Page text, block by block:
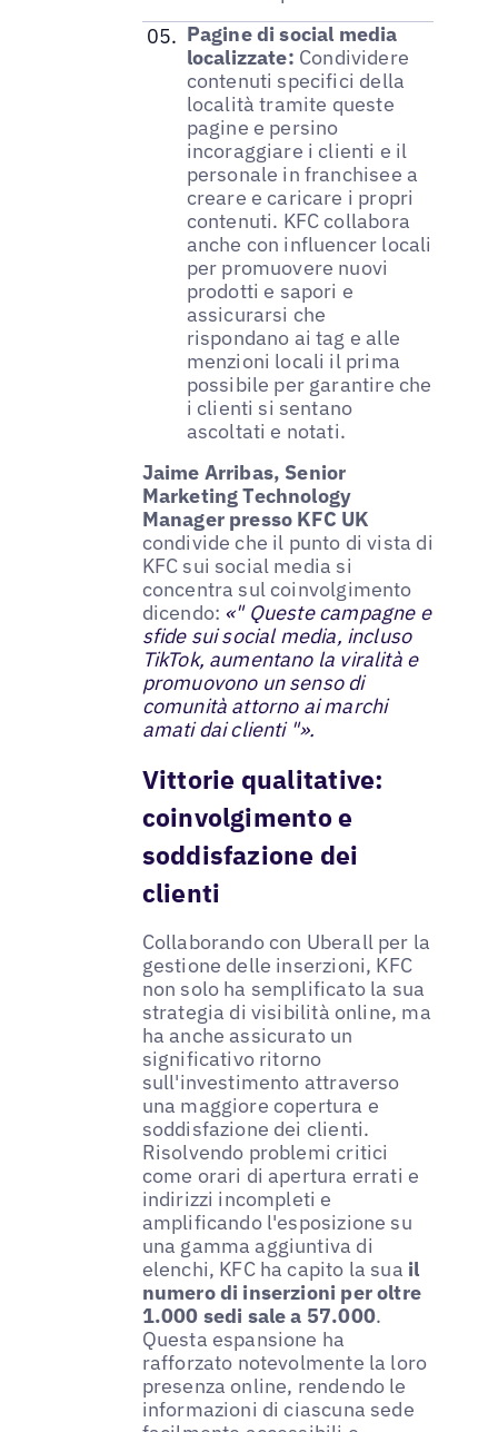
Pagine di social media
localizzate: Condividere
contenuti specifici della
località tramite queste
pagine e persino
incoraggiare i clienti e il
personale in franchisee a
creare e caricare i propri
contenuti. KFC collabora
anche con influencer locali
per promuovere nuovi
prodotti e sapori e
assicurarsi che
rispondano ai tag e alle
menzioni locali il prima
possibile per garantire che
i clienti si sentano
ascoltati e notati.
Jaime Arribas, Senior
Marketing Technology
Manager presso KFC UK
condivide che il punto di vista di
KFC sui social media si
concentra sul coinvolgimento
dicendo: «" Queste campagne e
sfide sui social media, incluso
TikTok, aumentano la viralità e
promuovono un senso di
comunità attorno ai marchi
amati dai clienti "».
Vittorie qualitative:
coinvolgimento e
soddisfazione dei
clienti
Collaborando con Uberall per la
gestione delle inserzioni, KFC
non solo ha semplificato la sua
strategia di visibilità online, ma
ha anche assicurato un
significativo ritorno
sull'investimento attraverso
una maggiore copertura e
soddisfazione dei clienti.
Risolvendo problemi critici
come orari di apertura errati e
indirizzi incompleti e
amplificando l'esposizione su
una gamma aggiuntiva di
elenchi, KFC ha capito la sua il
numero di inserzioni per oltre
1.000 sedi sale a 57.000.
Questa espansione ha
rafforzato notevolmente la loro
presenza online, rendendo le
informazioni di ciascuna sede